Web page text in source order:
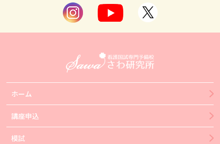
ホーム
講座申込
模試